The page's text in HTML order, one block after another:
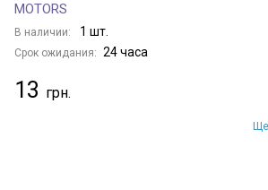
MOTORS
В наличии: 1 шт.
Срок ожидания: 24 часа
13
Ще